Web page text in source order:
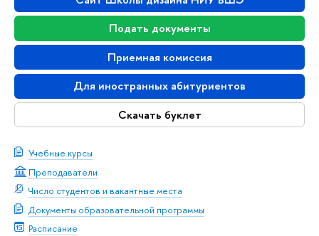
Подать документы
Приемная комиссия
Для иностранных абитуриентов
Скачать буклет
Учебные курсы
Преподаватели
Число студентов и вакантные места
Документы образовательной программы
Расписание